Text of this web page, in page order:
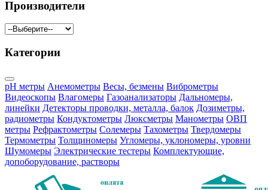
Производители
Категории
pH метры Анемометры Весы, безмены Виброметры
Видеоскопы Влагомеры Газоанализаторы Дальномеры,
линейки Детекторы проводки, металла, балок Дозиметры,
радиометры Кондуктометры Люксметры Манометры ОВП
метры Рефрактометры Солемеры Тахометры Твердомеры
Термометры Толщиномеры Угломеры, уклономеры, уровни
Шумомеры Электрические тестеры Комплектующие,
допоборудование, растворы